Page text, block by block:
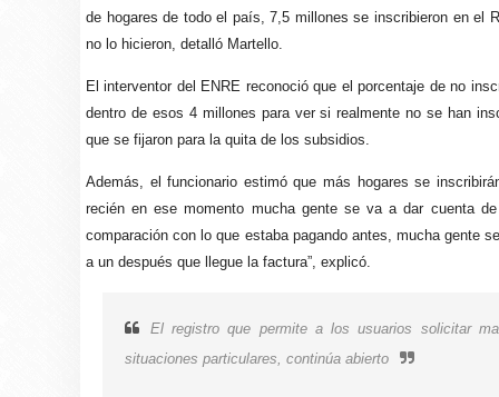
de hogares de todo el país, 7,5 millones se inscribieron en el
no lo hicieron, detalló Martello.
El interventor del ENRE reconoció que el porcentaje de no
dentro de esos 4 millones para ver si realmente no se han
que se fijaron para la quita de los subsidios.
Además, el funcionario estimó que más hogares se
recién en ese momento mucha gente se va a dar cuenta
comparación con lo que estaba pagando antes, mucha gente
a un después que llegue la factura”, explicó.
El registro que permite a los usuarios solicitar
situaciones particulares, continúa abierto